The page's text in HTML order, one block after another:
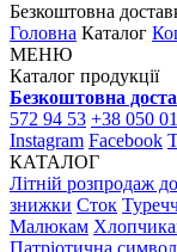
Безкоштовна
Головна Каталог
МЕНЮ
Каталог продукції
Безкоштовна
572 94 53 +38 050
Instagram Facebook
КАТАЛОГ
Літній розпродаж
знижки Сток
Малюкам
Патріотична